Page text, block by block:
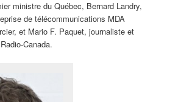
ministre du Québec, Bernard Landry,
de télécommunications MDA
et Mario F. Paquet, journaliste et
Canada.